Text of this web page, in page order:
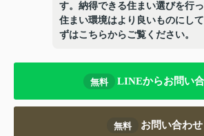
す。納得できる住まい選びを行っ
住まい環境はより良いものにし
ずはこちらからご覧ください。
無料 LINEからお問い
無料 お問い合わせ